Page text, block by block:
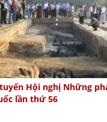
Hội nghị Những
lần thứ 56